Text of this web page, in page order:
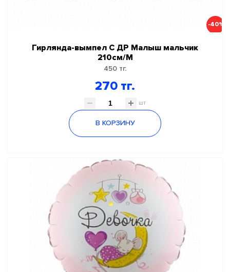
-40%
Гирлянда-вымпел С ДР Малыш мальчик
210см/М
450 тг.
270 тг.
шт
В КОРЗИНУ